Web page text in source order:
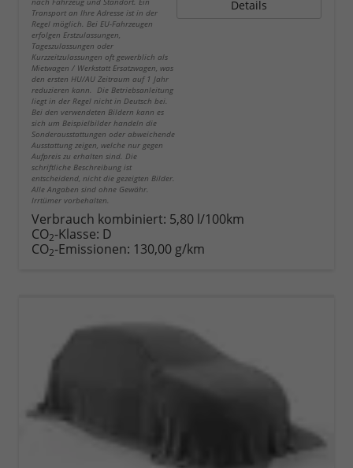
Transport an Ihre Adresse ist in der
Regel möglich. Bei EU-Fahrzeugen
erfolgen Erstzulassungen,
Tageszulassungen oder
Kurzzeitzulassungen oft gewerblich als
Mietwagen / Werkstatt Ersatzwagen, was
den ersten HU/AU Zeitraum auf 1 Jahr
reduzieren kann. Die Betriebsanleitung
liegt in der Regel nicht in Deutsch bei.
Bei den verwendeten Bildern kann es
sich um Beispielbilder handeln die
Sonderausstattungen oder abweichende
Ausstattung zeigen, welche nur gegen
Aufpreis zu erhalten sind. Die
schriftliche Beschreibung ist
entscheidend, nicht die gezeigten Bilder.
Alle Angaben sind ohne Gewähr.
Irrtümer vorbehalten.
Details
Verbrauch kombiniert: 5,80 l/100km
CO2-Klasse: D
CO2-Emissionen: 130,00 g/km